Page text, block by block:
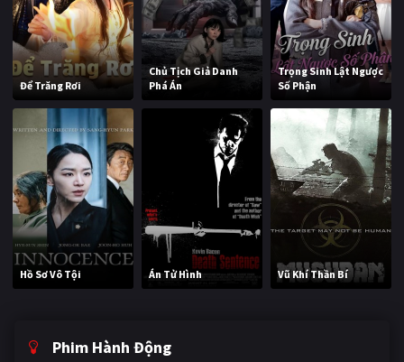
Để Trăng Rơi
Chủ Tịch Giả Danh
Phá Án
Trọng Sinh Lật Ngược
Số Phận
Hồ Sơ Vô Tội Án Tử Hình Vũ Khí Thần Bí
Phim Hành Động